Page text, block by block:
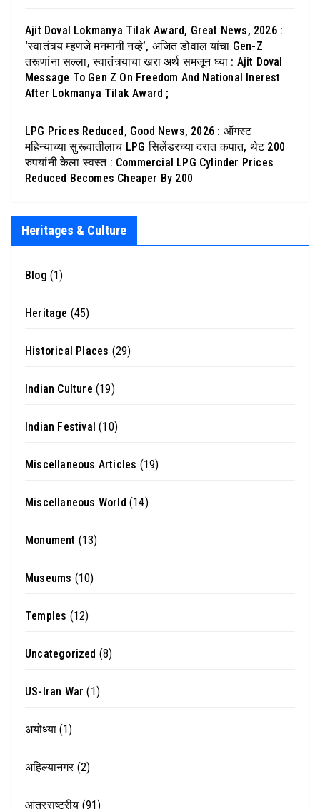
Ajit Doval Lokmanya Tilak Award, Great News, 2026 :
‘स्वातंत्र्य म्हणजे मनमानी नव्हे’, अजित डोवाल यांचा Gen-Z
तरूणांना सल्ला, स्वातंत्र्याचा खरा अर्थ समजून घ्या : Ajit Doval
Message To Gen Z On Freedom And National Inerest
After Lokmanya Tilak Award ;
LPG Prices Reduced, Good News, 2026 : ऑगस्ट
महिन्याच्या सुरूवातीलाच LPG सिलेंडरच्या दरात कपात, थेट 200
रुपयांनी केला स्वस्त : Commercial LPG Cylinder Prices
Reduced Becomes Cheaper By 200
Heritages & Culture
Blog (1)
Heritage (45)
Historical Places (29)
Indian Culture (19)
Indian Festival (10)
Miscellaneous Articles (19)
Miscellaneous World (14)
Monument (13)
Museums (10)
Temples (12)
Uncategorized (8)
US-Iran War (1)
अयोध्या(1)
अहिल्यानगर(2)
आंतरराष्ट्रीय (91)